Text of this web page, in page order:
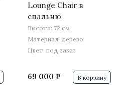
Lounge Chair в
спальню
Высота: 72 см
Материал: дерево
Цвет: под заказ
69 000 ₽ В корзину